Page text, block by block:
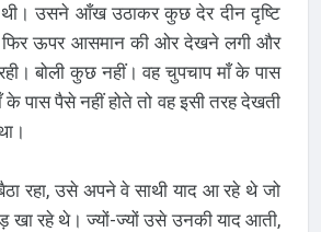
उसने आँख उठाकर कुछ देर दीन दृष्टि
ऊपर आसमान की ओर देखने लगी और
बोली कुछ नहीं। वह चुपचाप माँ के पास
पास पैसे नहीं होते तो वह इसी तरह देखती
रहा, उसे अपने वे साथी याद आ रहे थे जो
खा रहे थे। ज्यों-ज्यों उसे उनकी याद आती,